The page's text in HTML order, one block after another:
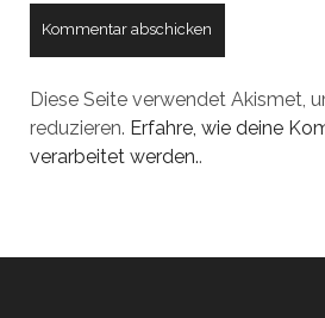
Diese Seite verwendet Akismet,
reduzieren. Erfahre, wie deine
verarbeitet werden..